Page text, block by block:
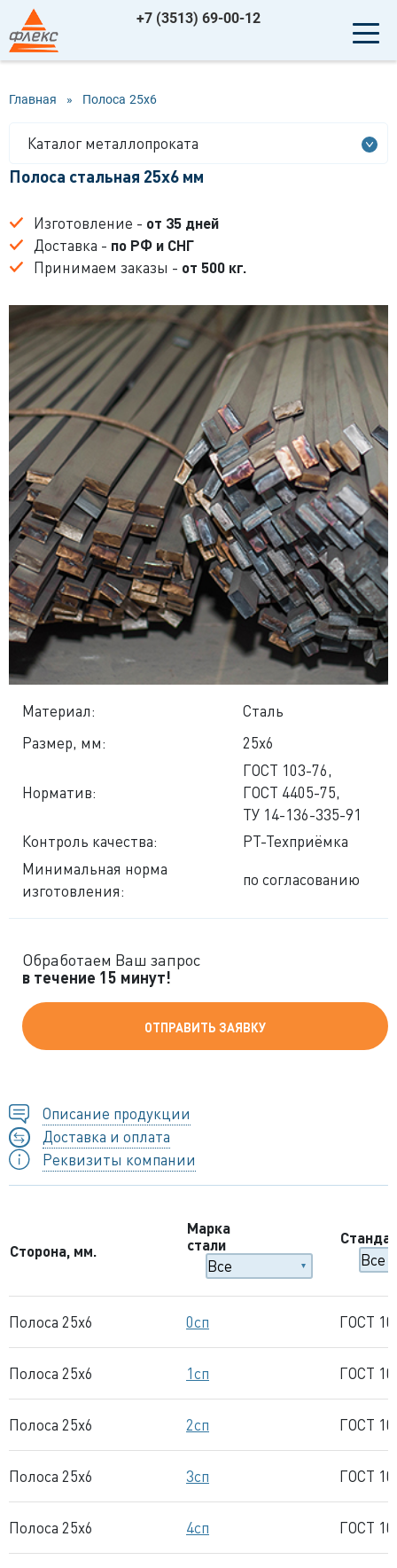
+7 (3513) 69-00-12
Главная » Полоса 25x6
Каталог металлопроката
Полоса стальная 25x6 мм
Изготовление - от 35 дней
Доставка - по РФ и СНГ
Принимаем заказы - от 500 кг.
Материал:
Сталь
Размер, мм:
25x6
Норматив:
ГОСТ 103-76,
ГОСТ 4405-75,
ТУ 14-136-335-91
Контроль качества:
РТ-Техприёмка
Минимальная норма
изготовления:
по согласованию
Обработаем Ваш запрос
в течение 15 минут!
ОТПРАВИТЬ ЗАЯВКУ
Описание продукции
Доставка и оплата
Реквизиты компании
Сторона, мм.
Марка
стали
Полоса 25x6 0сп ГОСТ
Полоса 25x6 1сп ГОСТ
Полоса 25x6 2сп ГОСТ
Полоса 25x6 3сп ГОСТ
Полоса 25x6 4сп ГОСТ